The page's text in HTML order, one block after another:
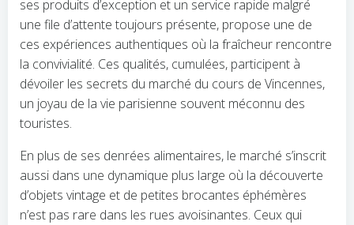
ses produits d’exception et un service rapide malgré
une file d’attente toujours présente, propose une de
ces expériences authentiques où la fraîcheur rencontre
la convivialité. Ces qualités, cumulées, participent à
dévoiler les secrets du marché du cours de Vincennes,
un joyau de la vie parisienne souvent méconnu des
touristes.
En plus de ses denrées alimentaires, le marché s’inscrit
aussi dans une dynamique plus large où la découverte
d’objets vintage et de petites brocantes éphémères
n’est pas rare dans les rues avoisinantes. Ceux qui